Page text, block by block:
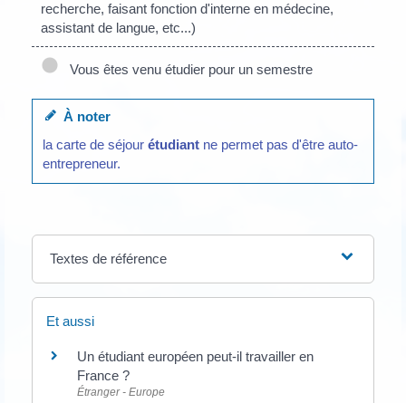
recherche, faisant fonction d'interne en médecine,
assistant de langue, etc...)
Vous êtes venu étudier pour un semestre
À noter
la carte de séjourétudiant ne permet pas d'être auto-
entrepreneur.
Textes de référence
Et aussi
Un étudiant européen peut-il travailler en
France ?
Étranger - Europe